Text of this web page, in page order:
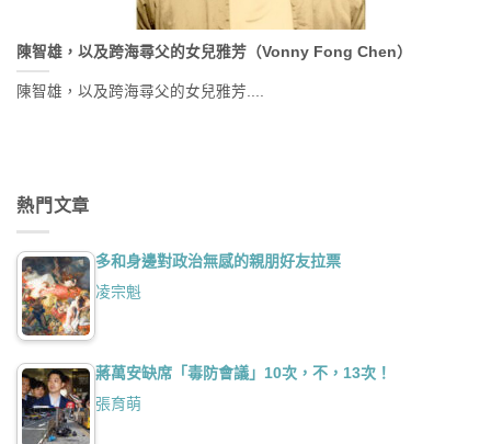
陳智雄，以及跨海尋父的女兒雅芳（Vonny Fong Chen）
陳智雄，以及跨海尋父的女兒雅芳....
熱門文章
多和身邊對政治無感的親朋好友拉票
凌宗魁
蔣萬安缺席「毒防會議」10次，不，13次！
張育萌